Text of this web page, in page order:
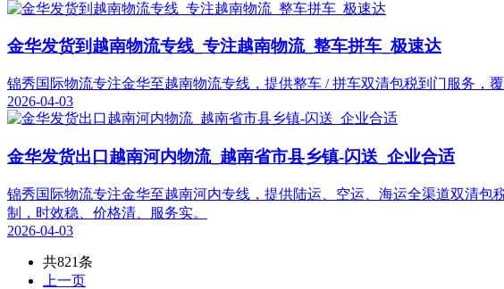
金华发货到越南物流专线_专注越南物流_整车拼车_极速达
锦秀国际物流专注金华至越南物流专线，提供整车 / 拼车双清包税到门服务，
2026-04-03
金华发货出口越南河内物流_越南省市县乡镇-闪送_企业合适
锦秀国际物流专注金华至越南河内专线，提供陆运、空运、海运全渠道双清
制，时效稳、价格清、服务实。
2026-04-03
共821条
上一页